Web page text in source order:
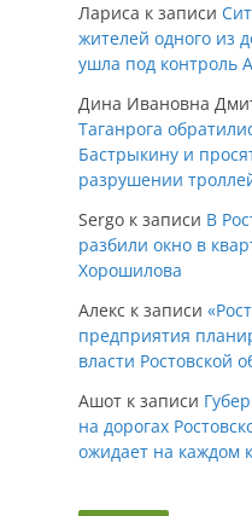
Лариса к записи
жителей одного из
ушла под контроль
Дина Ивановна
Таганрога
Бастрыкину и
разрушении
Sergo к записи В
разбили окно в
Хорошилова
Алекс к записи
предприятия
власти Ростовской
Ашот к записи
на дорогах
ожидает на каждом